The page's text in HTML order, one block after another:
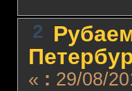
2
« : 29/08/